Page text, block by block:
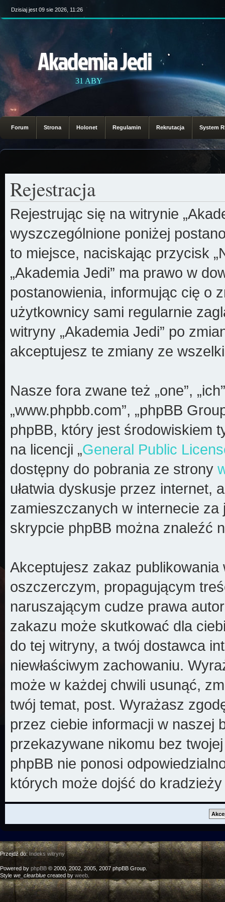
Dzisiaj jest 09 sie 2026, 11:26
Akademia Jedi
31 ABY
Forum Strona Holonet Regulamin Rekrutacja System
Rejestracja
Rejestrując się na witrynie
wyszczególnione poniżej
to miejsce, naciskając przycisk
„Akademia Jedi” ma prawo w
postanowienia, informując cię o
użytkownicy sami regularnie
witryny „Akademia Jedi” po
akceptujesz te zmiany ze
Nasze fora zwane też „one”,
„www.phpbb.com”, „phpBB
phpBB, który jest środowiskiem
na licencji „General Public
dostępny do pobrania ze strony
ułatwia dyskusje przez internet,
zamieszczanych w internecie
skrypcie phpBB można znaleźć
Akceptujesz zakaz
oszczerczym, propagującym
naruszającym cudze prawa
zakazu może skutkować dla
do tej witryny, a twój dostawca
niewłaściwym zachowaniu.
może w każdej chwili usunąć,
twój temat, post. Wyrażasz
przez ciebie informacji w naszej
przekazywane nikomu bez
phpBB nie ponosi
których może dojść do
Przejdź do: Indeks witryny
Powered by phpBB © 2000, 2002, 2005, 2007 phpBB Group.
Style we_clearblue created by weeb